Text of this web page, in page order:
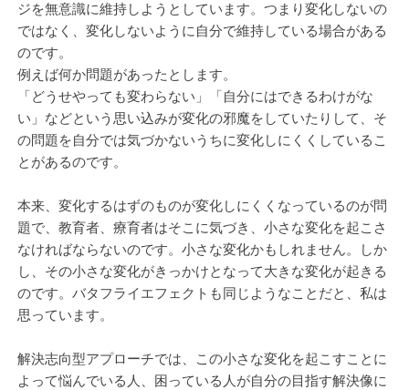
ジを無意識に維持しようとしています。つまり変化しないの
ではなく、変化しないように自分で維持している場合がある
のです。
例えば何か問題があったとします。
「どうせやっても変わらない」「自分にはできるわけがな
い」などという思い込みが変化の邪魔をしていたりして、そ
の問題を自分では気づかないうちに変化しにくくしているこ
とがあるのです。
本来、変化するはずのものが変化しにくくなっているのが問
題で、教育者、療育者はそこに気づき、小さな変化を起こさ
なければならないのです。小さな変化かもしれません。しか
し、その小さな変化がきっかけとなって大きな変化が起きる
のです。バタフライエフェクトも同じようなことだと、私は
思っています。
解決志向型アプローチでは、この小さな変化を起こすことに
よって悩んでいる人、困っている人が自分の目指す解決像に